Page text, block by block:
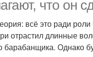
что он
всё это ради
отрастил длинные
барабанщика. Однако